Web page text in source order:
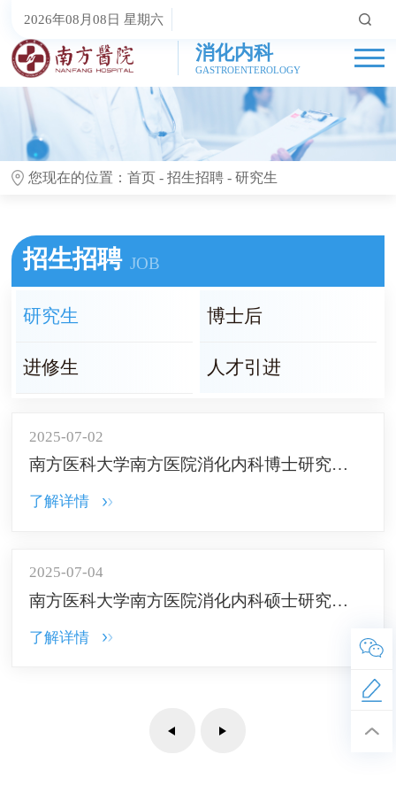
2026年08月08日 星期六
消化内科
GASTROENTEROLOGY
您现在的位置：首页 -招生招聘 -研究生
招生招聘 JOB
研究生 博士后
进修生 人才引进
2025-07-02
南方医科大学南方医院消化内科博士研究生导师简介
了解详情
2025-07-04
南方医科大学南方医院消化内科硕士研究生导师简介
了解详情